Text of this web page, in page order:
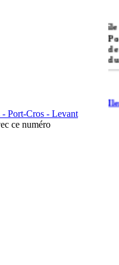
île
Port-Cros - Levant
ce numéro